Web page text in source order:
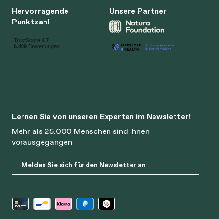
Hervorragende
Punktzahl
Unsere Partner
Lernen Sie von unseren Experten im Newsletter!
Mehr als 25.000 Menschen sind Ihnen
vorausgegangen
Melden Sie sich für den Newsletter an